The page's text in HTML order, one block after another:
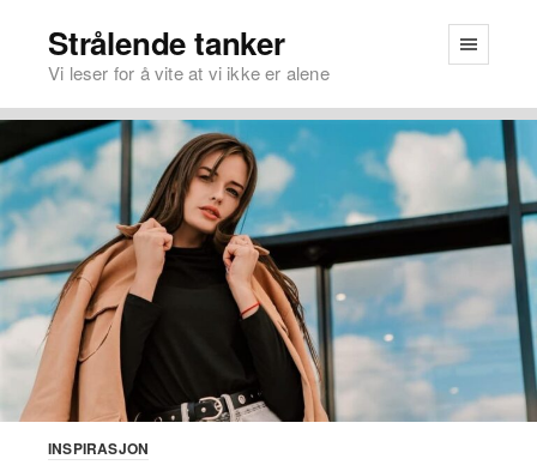
Strålende tanker
Vi leser for å vite at vi ikke er alene
INSPIRASJON